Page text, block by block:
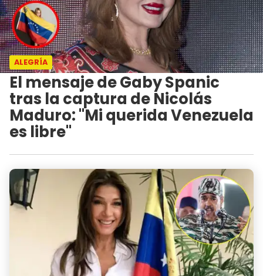
ALEGRÍA
El mensaje de Gaby Spanic
tras la captura de Nicolás
Maduro: "Mi querida Venezuela
es libre"